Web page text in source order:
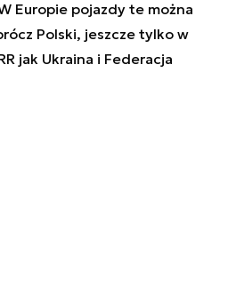
Europie pojazdy te można
Polski, jeszcze tylko w
jak Ukraina i Federacja